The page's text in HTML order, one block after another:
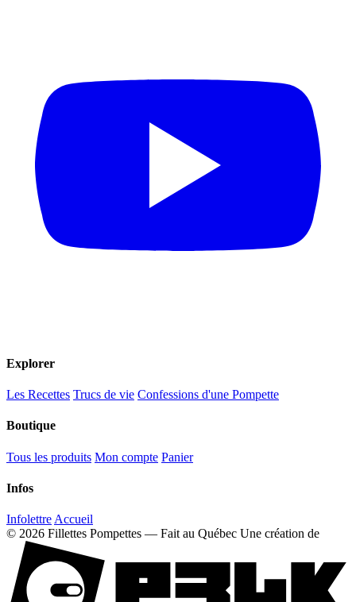
Explorer
Les Recettes Trucs de vie Confessions d'une Pompette
Boutique
Tous les produits Mon compte Panier
Infos
Infolettre Accueil
© 2026 Fillettes Pompettes — Fait au Québec Une création de